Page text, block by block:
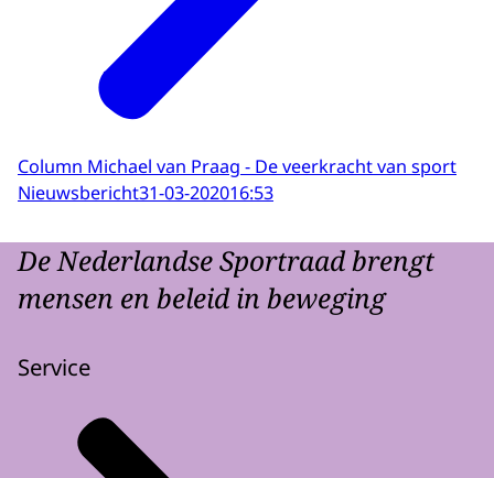
Column Michael van Praag - De veerkracht van sport
Nieuwsbericht31-03-202016:53
De Nederlandse Sportraad brengt
mensen en beleid in beweging
Service